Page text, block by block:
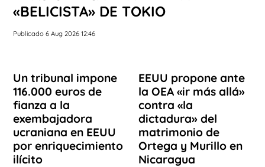
«BELICISTA» DE TOKIO
Publicado 6 Aug 2026 12:46
Un tribunal impone
116.000 euros de
fianza a la
exembajadora
ucraniana en EEUU
por enriquecimiento
ilícito
EEUU propone ante
la OEA «ir más allá»
contra «la
dictadura» del
matrimonio de
Ortega y Murillo en
Nicaragua